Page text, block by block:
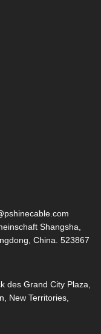
Shangsha,
China. 523867
des Grand City Plaza,
New Territories,